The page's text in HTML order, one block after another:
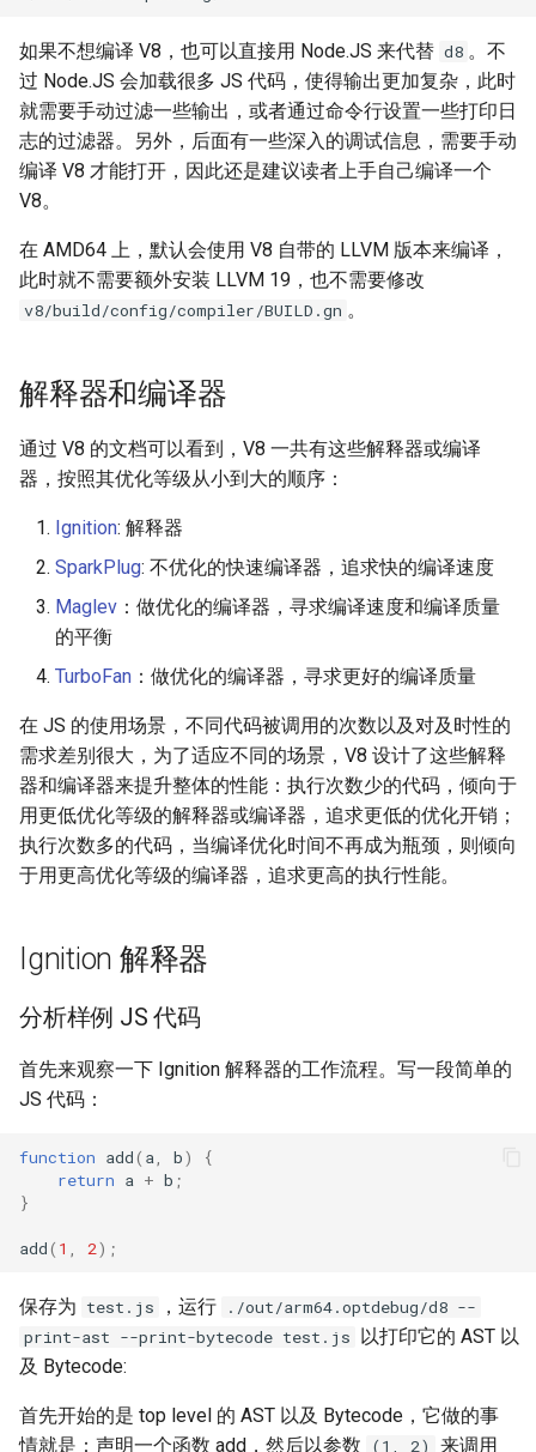
如果不想编译 V8，也可以直接用 Node.JS 来代替 d8 。不
过 Node.JS 会加载很多 JS 代码，使得输出更加复杂，此时
就需要手动过滤一些输出，或者通过命令行设置一些打印日
志的过滤器。另外，后面有一些深入的调试信息，需要手动
编译 V8 才能打开，因此还是建议读者上手自己编译一个
V8。
在 AMD64 上，默认会使用 V8 自带的 LLVM 版本来编译，
此时就不需要额外安装 LLVM 19，也不需要修改
v8/build/config/compiler/BUILD.gn 。
解释器和编译器
通过 V8 的文档可以看到，V8 一共有这些解释器或编译
器，按照其优化等级从小到大的顺序：
Ignition: 解释器
SparkPlug: 不优化的快速编译器，追求快的编译速度
Maglev ：做优化的编译器，寻求编译速度和编译质量
的平衡
TurboFan ：做优化的编译器，寻求更好的编译质量
在 JS 的使用场景，不同代码被调用的次数以及对及时性的
需求差别很大，为了适应不同的场景，V8 设计了这些解释
器和编译器来提升整体的性能：执行次数少的代码，倾向于
用更低优化等级的解释器或编译器，追求更低的优化开销；
执行次数多的代码，当编译优化时间不再成为瓶颈，则倾向
于用更高优化等级的编译器，追求更高的执行性能。
Ignition 解释器
分析样例 JS 代码
首先来观察一下 Ignition 解释器的工作流程。写一段简单的
JS 代码：
function add( a b)
{
return a + b ;
}
add( 1 2);
保存为 test.js ，运行
./out/arm64.optdebug/d8 --
print-ast --print-bytecode test.js 以打印它的 AST 以
及 Bytecode:
首先开始的是 top level 的 AST 以及 Bytecode，它做的事
情就是：声明一个函数 add，然后以参数
(1, 2)
来调用